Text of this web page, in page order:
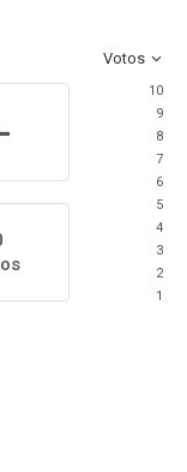
Votos
10
9
8
7
6
5
4
3
2
1